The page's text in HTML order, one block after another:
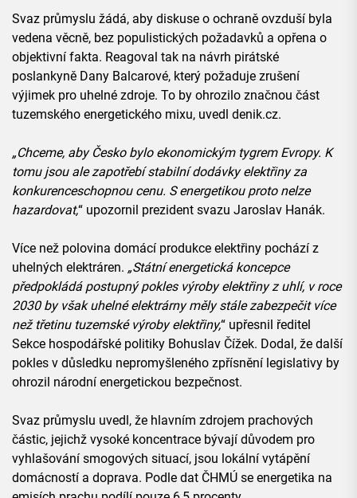
Svaz průmyslu žádá, aby diskuse o ochraně ovzduší byla
vedena věcně, bez populistických požadavků a opřena o
objektivní fakta. Reagoval tak na návrh pirátské
poslankyně Dany Balcarové, který požaduje zrušení
výjimek pro uhelné zdroje. To by ohrozilo značnou část
tuzemského energetického mixu, uvedl denik.cz.
„Chceme, aby Česko bylo ekonomickým tygrem Evropy. K
tomu jsou ale zapotřebí stabilní dodávky elektřiny za
konkurenceschopnou cenu. S energetikou proto nelze
hazardovat,“ upozornil prezident svazu Jaroslav Hanák.
Více než polovina domácí produkce elektřiny pochází z
uhelných elektráren. „Státní energetická koncepce
předpokládá postupný pokles výroby elektřiny z uhlí, v roce
2030 by však uhelné elektrárny měly stále zabezpečit více
než třetinu tuzemské výroby elektřiny,“ upřesnil ředitel
Sekce hospodářské politiky Bohuslav Čížek. Dodal, že další
pokles v důsledku nepromyšleného zpřísnění legislativy by
ohrozil národní energetickou bezpečnost.
Svaz průmyslu uvedl, že hlavním zdrojem prachových
částic, jejichž vysoké koncentrace bývají důvodem pro
vyhlašování smogových situací, jsou lokální vytápění
domácností a doprava. Podle dat ČHMÚ se energetika na